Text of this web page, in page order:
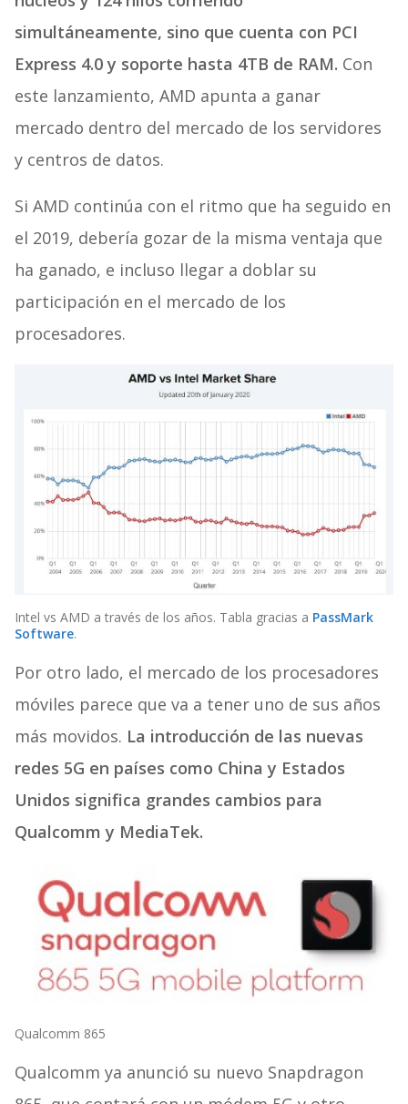
simultáneamente, sino que cuenta con PCI
Express 4.0 y soporte hasta 4TB de RAM. Con
este lanzamiento, AMD apunta a ganar
mercado dentro del mercado de los servidores
y centros de datos.
Si AMD continúa con el ritmo que ha seguido en
el 2019, debería gozar de la misma ventaja que
ha ganado, e incluso llegar a doblar su
participación en el mercado de los
procesadores.
Intel vs AMD a través de los años. Tabla gracias a PassMark
Software.
Por otro lado, el mercado de los procesadores
móviles parece que va a tener uno de sus años
más movidos. La introducción de las nuevas
redes 5G en países como China y Estados
Unidos significa grandes cambios para
Qualcomm y MediaTek.
Qualcomm 865
Qualcomm ya anunció su nuevo Snapdragon